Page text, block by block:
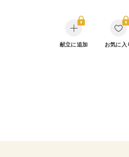
献立に追加 お気に入